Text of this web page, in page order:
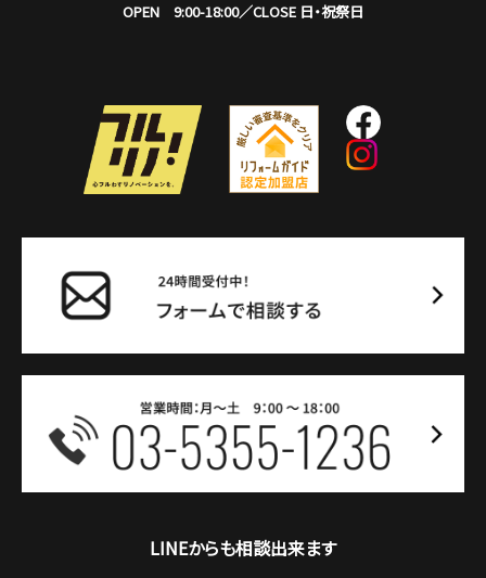
OPEN 9:00-18:00／CLOSE 日・祝祭日
LINEからも相談出来ます